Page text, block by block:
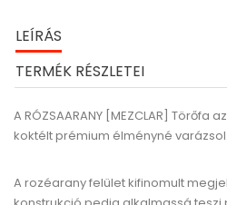
LEÍRÁS
TERMÉK RÉSZLETEI
A RÓZSAARANY [MEZCLAR] Törőfa
koktélt prémium élményné varázsol.
A rozéarany felület kifinomult